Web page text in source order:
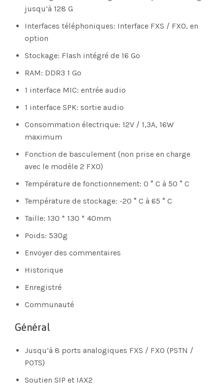
jusqu’à 128 G
Interfaces téléphoniques: Interface FXS / FXO, en
option
Stockage: Flash intégré de 16 Go
RAM: DDR3 1 Go
1 interface MIC: entrée audio
1 interface SPK: sortie audio
Consommation électrique: 12V / 1,3A, 16W
maximum
Fonction de basculement (non prise en charge
avec le modèle 2 FXO)
Température de fonctionnement: 0 ° C à 50 ° C
Température de stockage: -20 ° C à 65 ° C
Taille: 130 * 130 * 40mm
Poids: 530g
Envoyer des commentaires
Historique
Enregistré
Communauté
Général
Jusqu’à 8 ports analogiques FXS / FXO (PSTN /
POTS)
Soutien SIP et IAX2